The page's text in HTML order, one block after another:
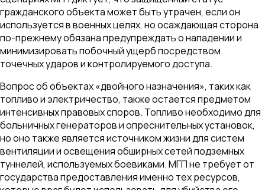
гражданского объекта может быть утрачен, если он
используется в военных целях, но осаждающая сторона
по-прежнему обязана предупреждать о нападении и
минимизировать побочный ущерб посредством
точечных ударов и контролируемого доступа.
Вопрос об объектах «двойного назначения», таких как
топливо и электричество, также остается предметом
интенсивных правовых споров. Топливо необходимо для
больничных генераторов и опреснительных установок,
но оно также является источником жизни для систем
вентиляции и освещения обширных сетей подземных
туннелей, используемых боевиками. МГП не требует от
государства предоставления именно тех ресурсов,